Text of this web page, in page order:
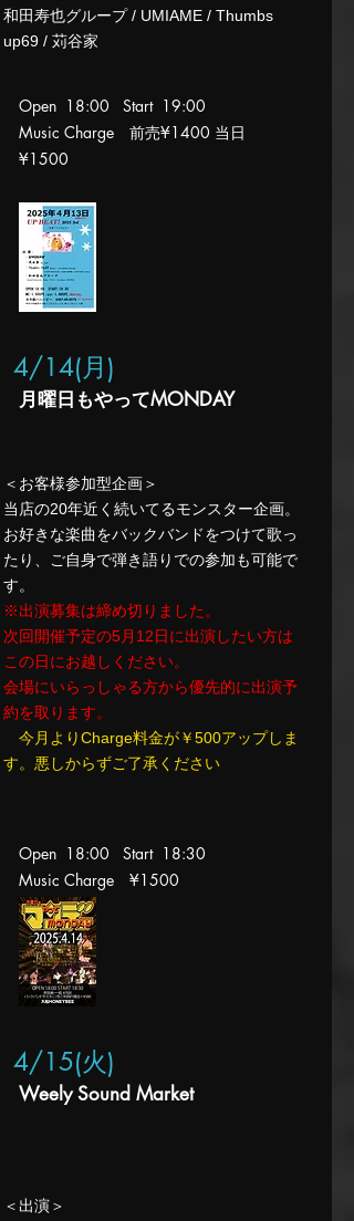
和田寿也グループ / UMIAME / Thumbs
up69 / 苅谷家
Open 18:00 Start 19:00
Music Charge 前売¥1400 当日
¥1500
4/14(月 )
​月曜日もやってMONDAY
＜お客様参加型企画＞
​当店の20年近く続いてるモンスター企画。
お好きな楽曲をバックバンドをつけて歌っ
たり、ご自身で弾き語りでの参加も可能で
す。
※出演募集は締め切りました。
次回開催予定の5月12日に出演したい方は
この日にお越しください。​
会場にいらっしゃる方から優先的に出演予
約を取ります。
今月よりCharge料金が￥500アップしま
す。悪しからずご了承ください
Open 18:00 Start 18:30
Music Charge ¥1500
4/15(火)
Weely Sound Market
​＜出演＞